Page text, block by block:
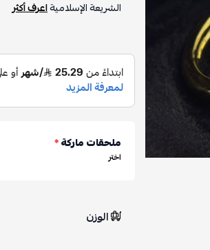
الشريعة الإسلاميةاعرف أكثر
ملحقات ماركة*
اختر
الوزن